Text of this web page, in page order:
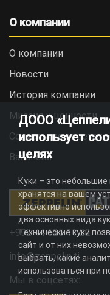
О компании
О компании
Новости
История компании
Миссия и ценности
Социальная
Вакансии
+992 44 625 11 22
info@zeppelin.tj
Мы в соцсетях:
ДООО
использует
целях
Куки – это
хранятся на вашем
эффективно
два основных вида
Технические куки
сайт и от них
выбрать, какие
использоваться при